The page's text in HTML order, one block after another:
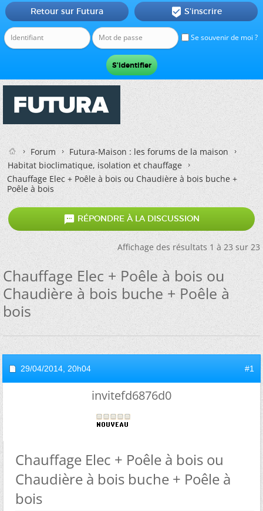
Se souvenir de moi ?
Retour sur Futura  S'inscrire
Forum
Futura-Maison : les forums de la maison
Habitat bioclimatique, isolation et chauffage
Chauffage Elec + Poêle à bois ou Chaudière à bois buche +
Poêle à bois
 RÉPONDRE À LA DISCUSSION
Affichage des résultats 1 à 23 sur 23
Chauffage Elec + Poêle à bois ou
Chaudière à bois buche + Poêle à
bois
29/04/2014, 20h04 #1
invitefd6876d0
Chauffage Elec + Poêle à bois ou
Chaudière à bois buche + Poêle à
bois